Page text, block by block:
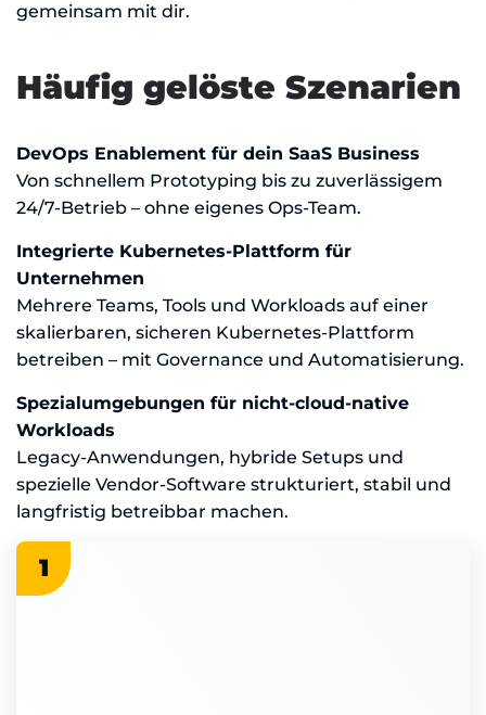
gemeinsam mit dir.
Häufig gelöste Szenarien
DevOps Enablement für dein SaaS Business
Von schnellem Prototyping bis zu zuverlässigem
24/7-Betrieb – ohne eigenes Ops-Team.
Integrierte Kubernetes-Plattform für
Unternehmen
Mehrere Teams, Tools und Workloads auf einer
skalierbaren, sicheren Kubernetes-Plattform
betreiben – mit Governance und Automatisierung.
Spezialumgebungen für nicht-cloud-native
Workloads
Legacy-Anwendungen, hybride Setups und
spezielle Vendor-Software strukturiert, stabil und
langfristig betreibbar machen.
1